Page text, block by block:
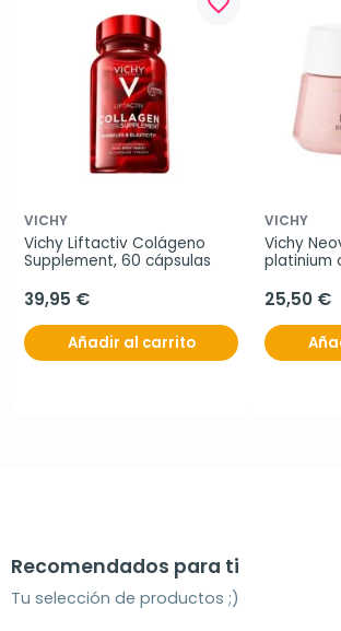
VICHY
Vichy Liftactiv Colágeno
Supplement, 60 cápsulas
39,95 €
Añadir al carrito
VICHY
Vichy
platinium
25,50 €
Recomendados para ti
Tu selección de productos ;)